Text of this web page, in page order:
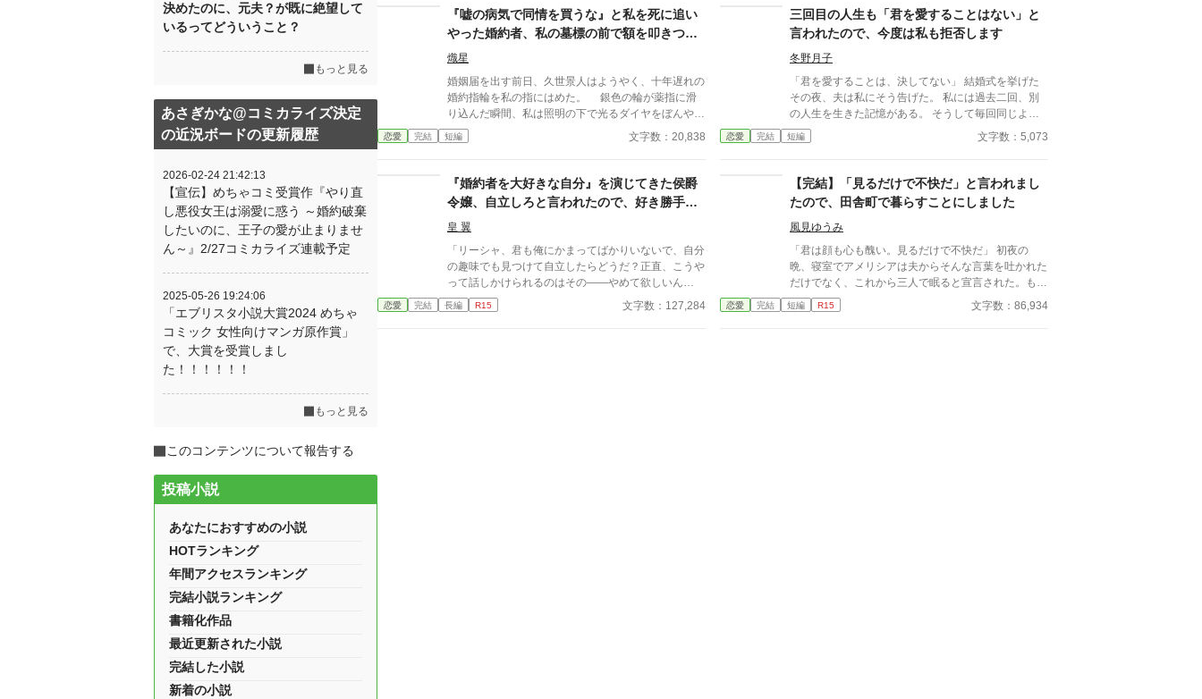
女の唯一の望みは――「舞踏会で、美味しい料理を食
べること」。 だが、そんな慎ましい願いとは裏腹
に、 舞踏会の夜、思いもよらぬ出来事が起こりミ
ーシャは前世、読んでいた小説の世界だと気付く。
『嘘の病気で同情を買うな』と私を死に追い
やった婚約者、私の墓標の前で額を叩きつ
け、血の涙を流して号泣する大破滅！
熾星
婚姻届を出す前日、久世景人はようやく、十年遅れの
婚約指輪を私の指にはめた。 銀色の輪が薬指に滑
り込んだ瞬間、私は照明の下で光るダイヤをぼんやり
見つめた。長く続いた待ち時間が、やっと終わったよ
うな気がした。けれど次の瞬間、彼は私の手を見下ろ
言った。 「正直、澪の手ってあまりきれいじゃない
よな」 私は言葉を失った。 景人はそのまま私の
指先を取ると、さっきはめたばかりの指輪を抜き取っ
た。十年待ち続けた指輪は、彼の手のひらの上で冷た
く光っていた。 「この指輪、瑠奈の手にあったほう
が似合うと思う」 私は手を引き戻し、信じられな
い思いで彼を見た。 「どういう意味？ 瑠奈と結婚
するつもりなの？」 景人は目を伏せ、指輪の縁を
指先でなぞった。まるで、たいしたことではない問い
恋愛 完結 短編 文字数：20,838
三回目の人生も「君を愛することはない」と
言われたので、今度は私も拒否します
冬野月子
「君を愛することは、決してない」 結婚式を挙げた
その夜、夫は私にそう告げた。 私には過去二回、別
の人生を生きた記憶がある。 そうして毎回同じよう
に言われてきた。 逃げた一回目、我慢した二回目。
いずれも上手くいかなかった。 だから今回は。
恋愛 完結 短編 文字数：5,073
『婚約者を大好きな自分』を演じてきた侯爵
令嬢、自立しろと言われたので、好き勝手に
生きていくことにしました
皇 翼
「リーシャ、君も俺にかまってばかりいないで、自分
の趣味でも見つけて自立したらどうだ？正直、こうや
って話しかけられるのはその――やめて欲しいん
だ……周りの目もあるし、君なら分かるだろう？」
頭を急に鈍器で殴られたような感覚に陥る一言だっ
恋愛 完結 長編 R15 文字数：127,284
【完結】「見るだけで不快だ」と言われまし
たので、田舎町で暮らすことにしました
風見ゆうみ
「君は顔も心も醜い。見るだけで不快だ」 初夜の
晩、寝室でアメリシアは夫からそんな言葉を吐かれた
だけでなく、これから三人で眠ると宣言された。もう
一人はアメリシアの親友、クージアだった。 アメリ
シアが夫のモレイブと婚約したのは七年前。親友と出
恋愛 完結 短編 R15 文字数：86,934
決めたのに、元夫？が既に絶望して
いるってどういうこと？
もっと見る
あさぎかな@コミカライズ決定
の近況ボードの更新履歴
2026-02-24 21:42:13
【宣伝】めちゃコミ受賞作『やり直
し悪役女王は溺愛に惑う ～婚約破棄
したいのに、王子の愛が止まりませ
ん～』2/27コミカライズ連載予定
2025-05-26 19:24:06
「エブリスタ小説大賞2024 めちゃ
コミック 女性向けマンガ原作賞」
で、大賞を受賞しまし
た！！！！！！
もっと見る
このコンテンツについて報告する
投稿小説
あなたにおすすめの小説
HOTランキング
年間アクセスランキング
完結小説ランキング
書籍化作品
最近更新された小説
完結した小説
新着の小説